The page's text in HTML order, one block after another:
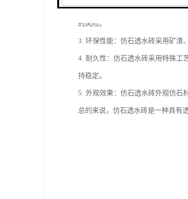
2. 防滑性能：仿石透水砖表面的凹
的风险。
3. 环保性能：仿石透水砖采用矿渣
4. 耐久性：仿石透水砖采用特殊工
持稳定。
5. 外观效果：仿石透水砖外观仿石
总的来说，仿石透水砖是一种具有